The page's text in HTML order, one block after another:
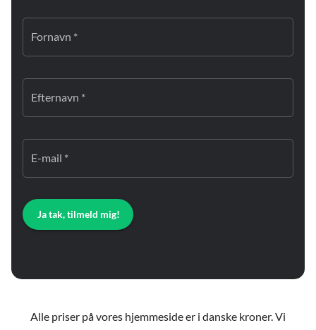
Fornavn *
Efternavn *
E-mail *
Ja tak, tilmeld mig!
Alle priser på vores hjemmeside er i danske kroner. Vi